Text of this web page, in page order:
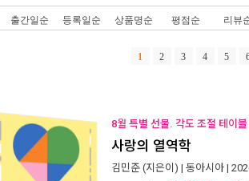
출간일순 등록일순 상품명순 평점순 리뷰
1 2 3 4 5
8월 특별 선물. 각도 조절 테이
사랑의 열역학
김민준 (지은이) | 동아시아 |